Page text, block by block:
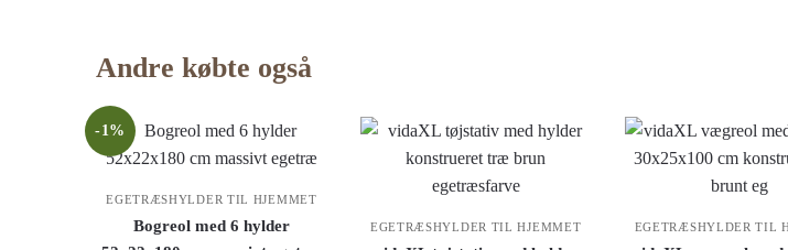
Andre købte også
-1%
EGETRÆSHYLDER TIL HJEMMET
Bogreol med 6 hylder
EGETRÆSHYLDER TIL HJEMMET EGETRÆSHYLDER TIL